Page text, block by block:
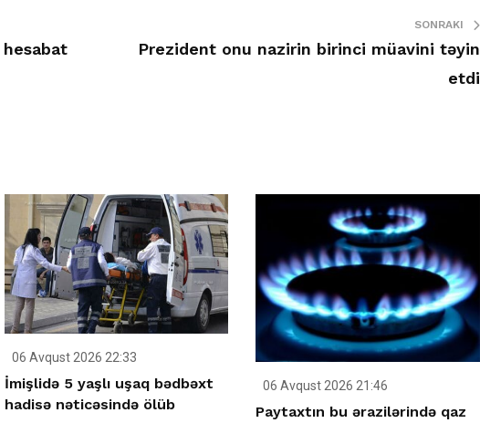
SONRAKI
Prezident onu nazirin birinci müavini təyin
etdi
06 Avqust 2026 22:33
İmişlidə 5 yaşlı uşaq bədbəxt
hadisə nəticəsində ölüb
06 Avqust 2026 21:46
Paytaxtın bu ərazilərində qaz